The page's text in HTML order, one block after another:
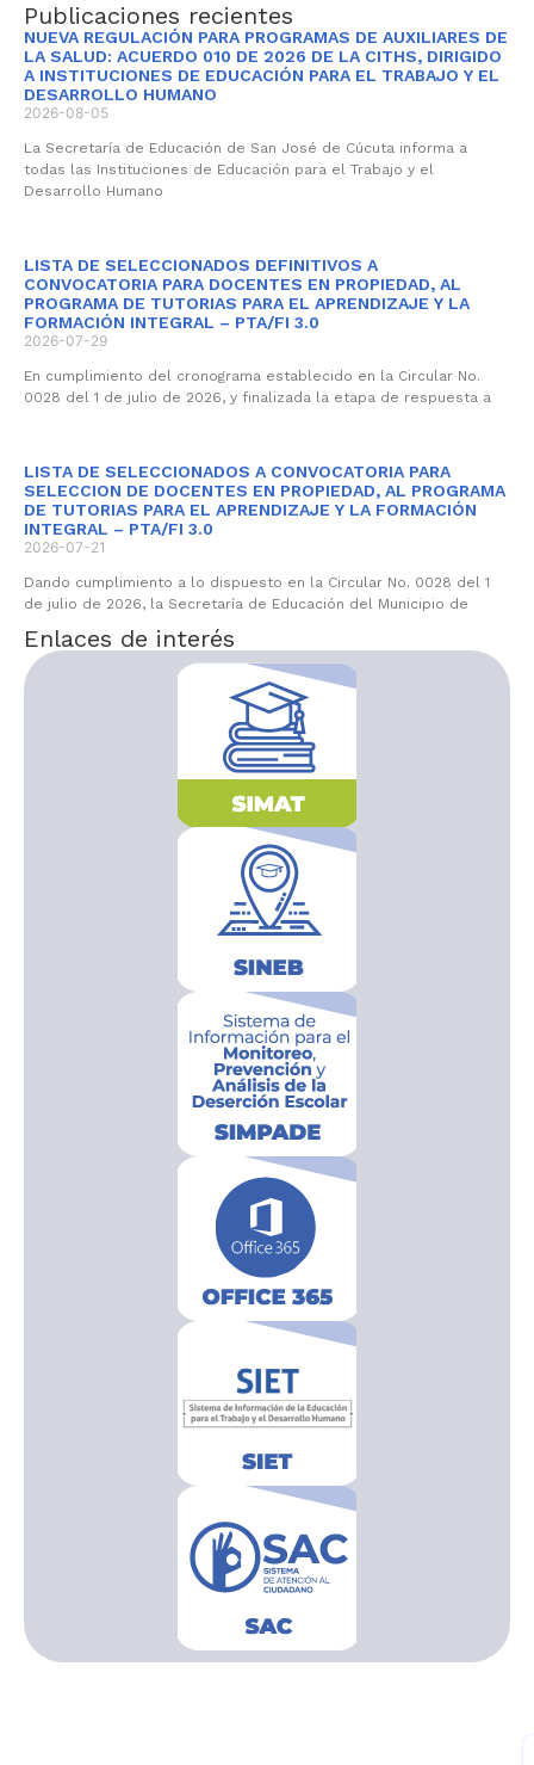
Publicaciones recientes
NUEVA REGULACIÓN PARA PROGRAMAS DE AUXILIARES DE
LA SALUD: ACUERDO 010 DE 2026 DE LA CITHS, DIRIGIDO
A INSTITUCIONES DE EDUCACIÓN PARA EL TRABAJO Y EL
DESARROLLO HUMANO
2026-08-05
La Secretaría de Educación de San José de Cúcuta informa a
todas las Instituciones de Educación para el Trabajo y el
Desarrollo Humano
LISTA DE SELECCIONADOS DEFINITIVOS A
CONVOCATORIA PARA DOCENTES EN PROPIEDAD, AL
PROGRAMA DE TUTORIAS PARA EL APRENDIZAJE Y LA
FORMACIÓN INTEGRAL – PTA/FI 3.0
2026-07-29
En cumplimiento del cronograma establecido en la Circular No.
0028 del 1 de julio de 2026, y finalizada la etapa de respuesta a
LISTA DE SELECCIONADOS A CONVOCATORIA PARA
SELECCION DE DOCENTES EN PROPIEDAD, AL PROGRAMA
DE TUTORIAS PARA EL APRENDIZAJE Y LA FORMACIÓN
INTEGRAL – PTA/FI 3.0
2026-07-21
Dando cumplimiento a lo dispuesto en la Circular No. 0028 del 1
de julio de 2026, la Secretaría de Educación del Municipio de
Enlaces de interés